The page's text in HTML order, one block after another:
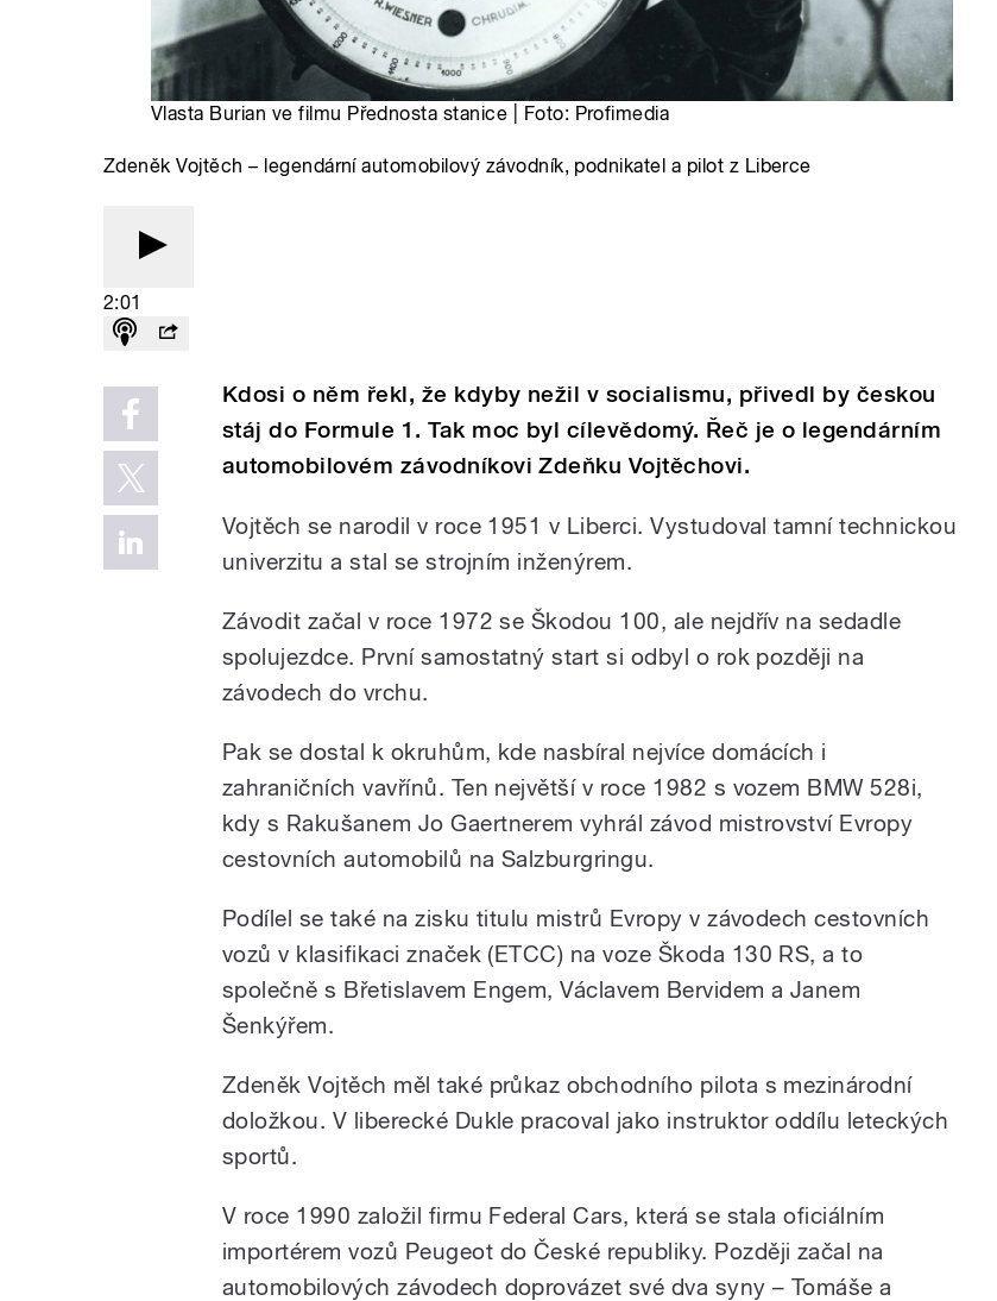
Vlasta Burian ve filmu Přednosta stanice | Foto: Profimedia
Zdeněk Vojtěch – legendární automobilový závodník, podnikatel a pilot z Liberce
2:01
Kdosi o něm řekl, že kdyby nežil v socialismu, přivedl by českou
stáj do Formule 1. Tak moc byl cílevědomý. Řeč je o legendárním
automobilovém závodníkovi Zdeňku Vojtěchovi.
Vojtěch se narodil v roce 1951 v Liberci. Vystudoval tamní technickou
univerzitu a stal se strojním inženýrem.
Závodit začal v roce 1972 se Škodou 100, ale nejdřív na sedadle
spolujezdce. První samostatný start si odbyl o rok později na
závodech do vrchu.
Pak se dostal k okruhům, kde nasbíral nejvíce domácích i
zahraničních vavřínů. Ten největší v roce 1982 s vozem BMW 528i,
kdy s Rakušanem Jo Gaertnerem vyhrál závod mistrovství Evropy
cestovních automobilů na Salzburgringu.
Podílel se také na zisku titulu mistrů Evropy v závodech cestovních
vozů v klasifikaci značek (ETCC) na voze Škoda 130 RS, a to
společně s Břetislavem Engem, Václavem Bervidem a Janem
Šenkýřem.
Zdeněk Vojtěch měl také průkaz obchodního pilota s mezinárodní
doložkou. V liberecké Dukle pracoval jako instruktor oddílu leteckých
sportů.
V roce 1990 založil firmu Federal Cars, která se stala oficiálním
importérem vozů Peugeot do České republiky. Později začal na
automobilových závodech doprovázet své dva syny – Tomáše a